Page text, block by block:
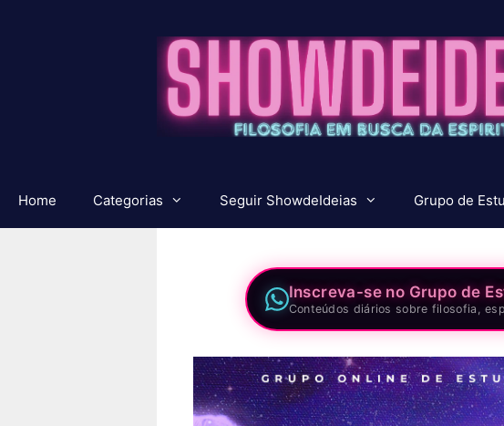
Home Categorias Seguir ShowdeIdeias Grupo de
Inscreva-se no Grupo de
Conteúdos diários sobre filosofia,